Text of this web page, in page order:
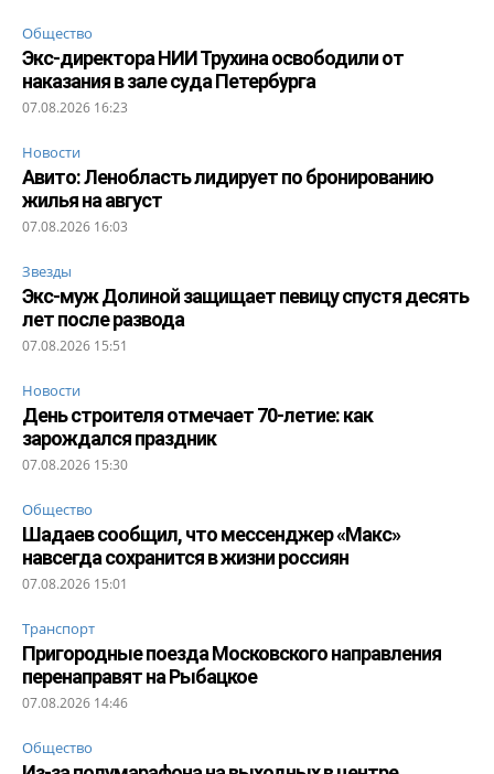
Общество
Экс-директора НИИ Трухина освободили от
наказания в зале суда Петербурга
07.08.2026 16:23
Новости
Авито: Ленобласть лидирует по бронированию
жилья на август
07.08.2026 16:03
Звезды
Экс-муж Долиной защищает певицу спустя десять
лет после развода
07.08.2026 15:51
Новости
День строителя отмечает 70-летие: как
зарождался праздник
07.08.2026 15:30
Общество
Шадаев сообщил, что мессенджер «Макс»
навсегда сохранится в жизни россиян
07.08.2026 15:01
Транспорт
Пригородные поезда Московского направления
перенаправят на Рыбацкое
07.08.2026 14:46
Общество